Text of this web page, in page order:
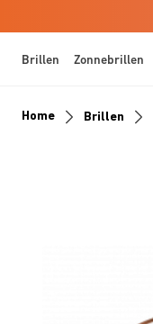
Brillen Zonnebrillen
Home Brillen